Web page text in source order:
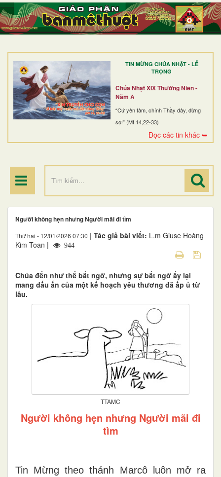
TIN MỪNG CHÚA NHẬT - LỄ
TRỌNG
Chúa Nhật XIX Thường Niên -
Năm A
“Cứ yên tâm, chính Thầy đây, đừng
sợ!” (Mt 14,22-33)
Đọc các tin khác ➥
TRANG NHẤT
GIỚI THIỆU
DÒNG TU
BAN MỤC VỤ
ĐOÀN THỂ CG
ĐIỂM HÀNH HƯƠNG
Người không hẹn nhưng Người mãi đi tìm
Thứ hai - 12/01/2026 07:30 | Tác giả bài viết: L.m Giuse Hoàng
Kim Toan |
944
Chúa đến như thể bất ngờ, nhưng sự bất ngờ ấy lại
mang dấu ấn của một kế hoạch yêu thương đã ấp ủ từ
lâu.
TTAMC
Người không hẹn nhưng Người mãi đi
tìm
Tin Mừng theo thánh Marcô luôn mở ra